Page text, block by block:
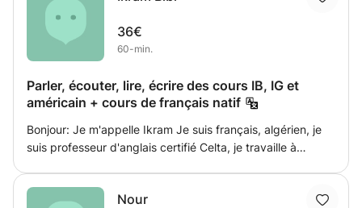
géométriques Algèbre: équations sous toutes leurs formes
avec quelques exemples
36€
60-min.
Parler, écouter, lire, écrire des cours IB, IG et
américain + cours de français natif
Bonjour: Je m'appelle Ikram Je suis français, algérien, je
suis professeur d'anglais certifié Celta, je travaille à
privés pour les cours d'anglais et de français.
Nour